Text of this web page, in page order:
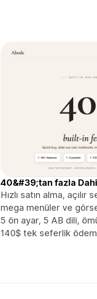
40&#39;tan fazla
Hızlı satın alma,
mega menüler ve
5 ön ayar, 5 AB dili,
140$ tek seferlik